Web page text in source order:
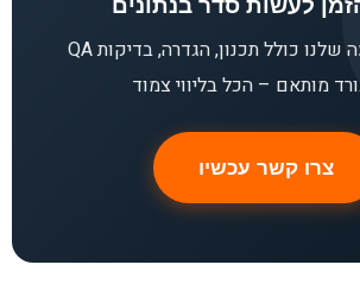
לעשות סדר בנתונים
תהליך ההטמעה שלנו כולל תכנון, הגדרה, בדיקות QA
מותאם – הכל בליווי צמוד
צרו קשר עכשיו